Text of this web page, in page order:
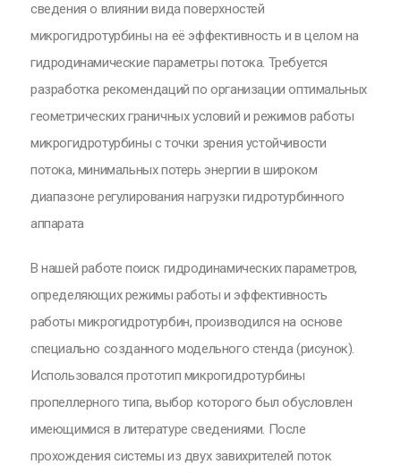
сведения о влиянии вида поверхностей
микрогидротурбины на её эффективность и в целом на
гидродинамические параметры потока. Требуется
разработка рекомендаций по организации оптимальных
геометрических граничных условий и режимов работы
микрогидротурбины с точки зрения устойчивости
потока, минимальных потерь энергии в широком
диапазоне регулирования нагрузки гидротурбинного
аппарата
В нашей работе поиск гидродинамических параметров,
определяющих режимы работы и эффективность
работы микрогидротурбин, производился на основе
специально созданного модельного стенда (рисунок).
Использовался прототип микрогидротурбины
пропеллерного типа, выбор которого был обусловлен
имеющимися в литературе сведениями. После
прохождения системы из двух завихрителей поток